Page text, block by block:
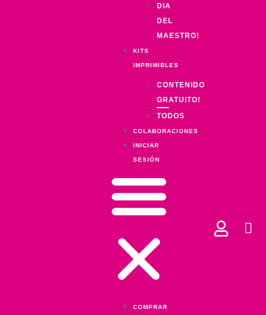
DIA
DEL
MAESTRO!
KITS
IMPRIMIBLES
CONTENIDO
GRATUITO!
TODOS
COLABORACIONES
INICIAR
SESIÓN
COMPRAR